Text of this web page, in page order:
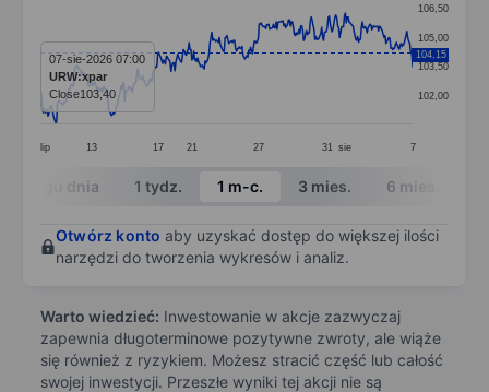
Line chart with 394 data points.
The chart has 1 X axis displaying categories.
The chart has 1 Y axis displaying values. Data
lip 13 17 21 27 31 sie 7
102,00
103,50
105,00
106,50
104,15
07-sie-2026 07:00
URW:xpar
Close103,40
End of interactive chart.
W ciągu dnia 1 tydz. 1 m-c. 3 mies. 6 mies.
Otwórz konto aby uzyskać dostęp do większej ilości
narzędzi do tworzenia wykresów i analiz.
Warto wiedzieć: Inwestowanie w akcje zazwyczaj
zapewnia długoterminowe pozytywne zwroty, ale wiąże
się również z ryzykiem. Możesz stracić część lub całość
swojej inwestycji. Przeszłe wyniki tej akcji nie są